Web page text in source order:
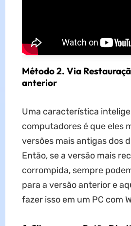
Método 2. Via
anterior
Uma característica
computadores é que eles
versões mais antigas dos
Então, se a versão mais
corrompida, sempre
para a versão anterior e
fazer isso em um PC com